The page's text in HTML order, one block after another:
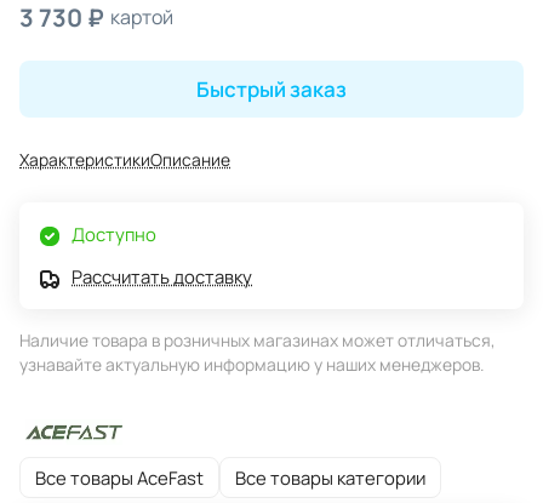
3 730 ₽ картой
Быстрый заказ
ХарактеристикиОписание
Доступно
Рассчитать доставку
Наличие товара в розничных магазинах может отличаться,
узнавайте актуальную информацию у наших менеджеров.
Все товары AceFast Все товары категории